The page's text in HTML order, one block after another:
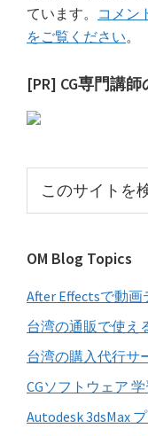
ています。 コメン
をご覧ください。
最
初
サ
イ
バ
ー
[PR] CG専門講
ト
検
索
す
る
OM Blog Topics
After Effectsで動
台湾の通販で使え
台湾の購入代行サ
CGソフトウェア
Autodesk 3dsMax